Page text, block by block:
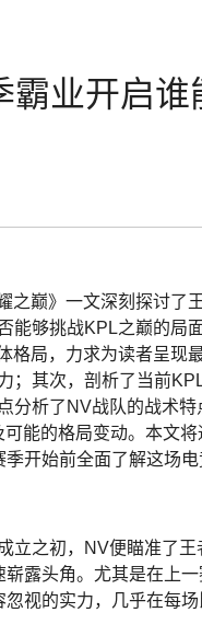
霸业开启谁
之巅》一文深刻探讨了
能够挑战KPL之巅的局
格局，力求为读者呈现
；其次，剖析了当前
分析了NV战队的战术特
能的格局变动。本文
开始前全面了解这场电
立之初，NV便瞄准了
露头角。尤其是在上
视的实力，几乎在每